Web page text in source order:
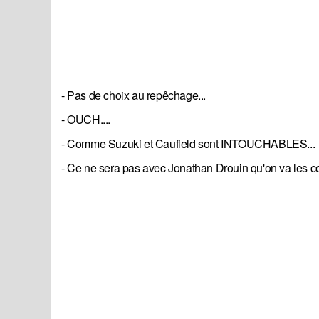
- Pas de choix au repêchage...
- OUCH....
- Comme Suzuki et Caufield sont INTOUCHABLES...
- Ce ne sera pas avec Jonathan Drouin qu'on va les